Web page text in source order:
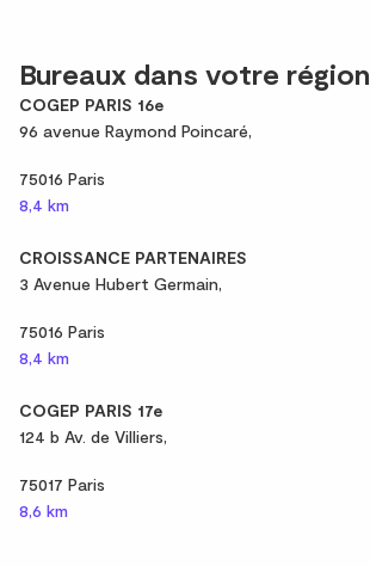
Bureaux dans votre région
COGEP PARIS 16e
96 avenue Raymond Poincaré,
75016 Paris
8,4 km
CROISSANCE PARTENAIRES
3 Avenue Hubert Germain,
75016 Paris
8,4 km
COGEP PARIS 17e
124 b Av. de Villiers,
75017 Paris
8,6 km